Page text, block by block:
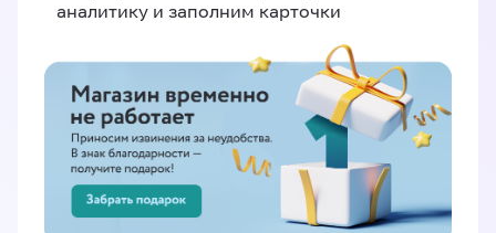
аналитику и заполним карточки